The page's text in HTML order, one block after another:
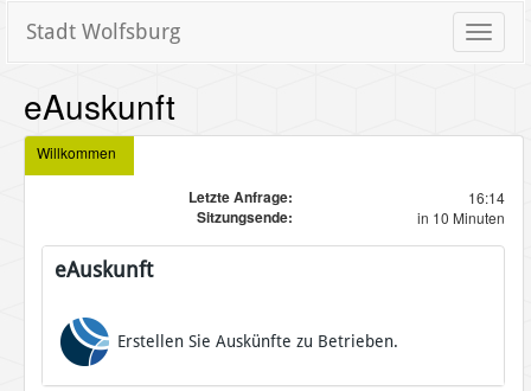
Toggle
Stadt Wolfsburg
eAuskunft
Willkommen
Letzte Anfrage: 16:14
Sitzungsende: in 10 Minuten
eAuskunft
Erstellen Sie Auskünfte zu Betrieben.